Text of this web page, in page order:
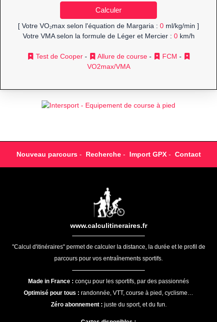
[ Votre VO₂max selon l'équation de Margaria : 0 ml/kg/min ]
Votre VMA selon la formule de Léger et Mercier : 0km/h
Test de Cooper- Allure de course- FCM -
VO2max/VMA
Nouveau parcours- Recherche- Import GPX- Contact
www.calculitineraires.fr
"Calcul d'itinéraires" permet de calculer la distance, la durée et le profil de
parcours pour vos entraînements sportifs.
Made in France : conçu pour les sportifs, par des passionnés
Optimisé pour tous : randonnée, VTT, course à pied, cyclisme…
Zéro abonnement : juste du sport, et du fun.